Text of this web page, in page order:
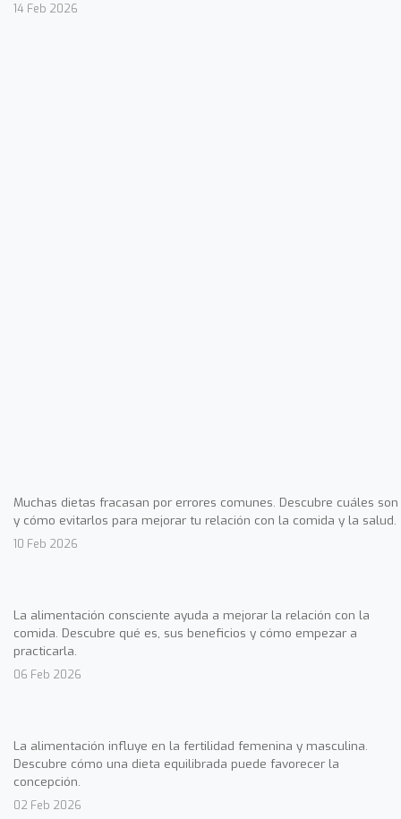
14 Feb 2026
Muchas dietas fracasan por errores comunes. Descubre cuáles son
y cómo evitarlos para mejorar tu relación con la comida y la salud.
10 Feb 2026
La alimentación consciente ayuda a mejorar la relación con la
comida. Descubre qué es, sus beneficios y cómo empezar a
practicarla.
06 Feb 2026
La alimentación influye en la fertilidad femenina y masculina.
Descubre cómo una dieta equilibrada puede favorecer la
concepción.
02 Feb 2026